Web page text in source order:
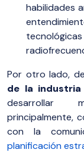
habilidades
Por otro lado,
de la
desarrollar
principalmente,
con la
planificación